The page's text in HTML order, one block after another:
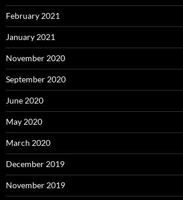
February 2021
January 2021
November 2020
September 2020
June 2020
May 2020
March 2020
December 2019
November 2019